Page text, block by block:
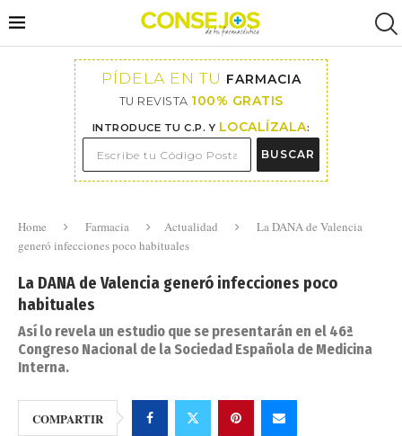
PÍDELA EN TU FARMACIA
TU REVISTA 100% GRATIS
INTRODUCE TU C.P. Y LOCALÍZALA:
BUSCAR
Home Farmacia Actualidad
La DANA de Valencia
generó infecciones poco habituales
La DANA de Valencia generó infecciones poco
habituales
Así lo revela un estudio que se presentarán en el 46ª
Congreso Nacional de la Sociedad Española de Medicina
Interna.
COMPARTIR